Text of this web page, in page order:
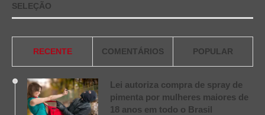
SELEÇÃO
RECENTE COMENTÁRIOS POPULAR
Lei autoriza compra de spray de
pimenta por mulheres maiores de
18 anos em todo o Brasil